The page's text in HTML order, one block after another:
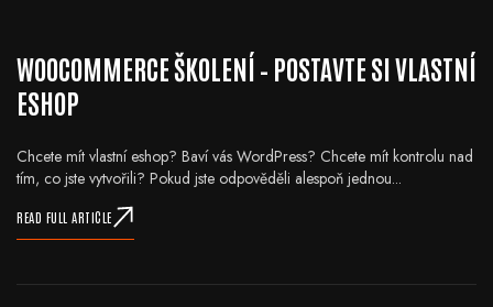
WOOCOMMERCE ŠKOLENÍ – POSTAVTE SI VLASTNÍ
ESHOP
Chcete mít vlastní eshop? Baví vás WordPress? Chcete mít kontrolu nad
tím, co jste vytvořili? Pokud jste odpověděli alespoň jednou...
READ FULL ARTICLE